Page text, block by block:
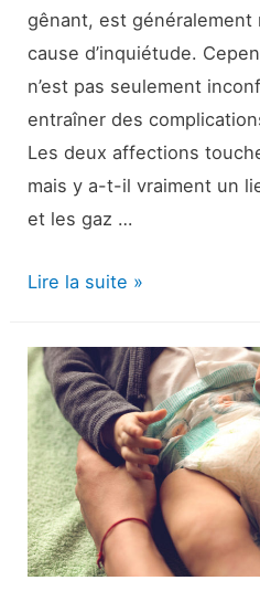
gênant, est généralement
cause d’inquiétude.
n’est pas seulement
entraîner des
Les deux affections
mais y a-t-il vraiment un
et les gaz …
Reflux
et
gaz
Quel
est
le
lien
?
Lire la suite »